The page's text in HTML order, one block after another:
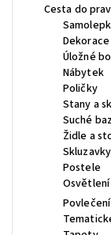
Cesta do
Dekorace
Úložné
Nábytek
Poličky
Stany a
Suché
Židle a
Postele
Osvětlení